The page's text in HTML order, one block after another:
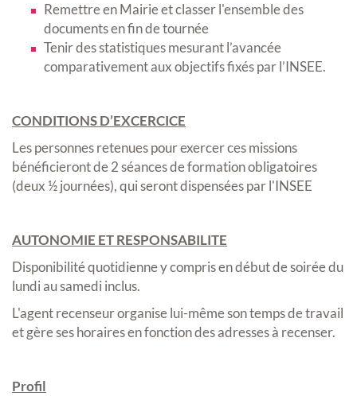
Remettre en Mairie et classer l'ensemble des
documents en fin de tournée
Tenir des statistiques mesurant l’avancée
comparativement aux objectifs fixés par l’INSEE.
CONDITIONS D’EXCERCICE
Les personnes retenues pour exercer ces missions
bénéficieront de 2 séances de formation obligatoires
(deux ½ journées), qui seront dispensées par l'INSEE
AUTONOMIE ET RESPONSABILITE
Disponibilité quotidienne y compris en début de soirée du
lundi au samedi inclus.
L'agent recenseur organise lui-même son temps de travail
et gère ses horaires en fonction des adresses à recenser.
Profil